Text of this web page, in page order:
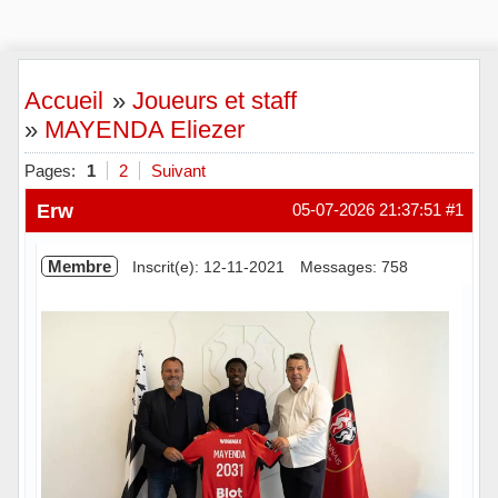
Accueil »Joueurs et staff
» MAYENDA Eliezer
Pages: 1 2 Suivant
#1
05-07-2026 21:37:51
Erw
Membre Inscrit(e): 12-11-2021 Messages: 758